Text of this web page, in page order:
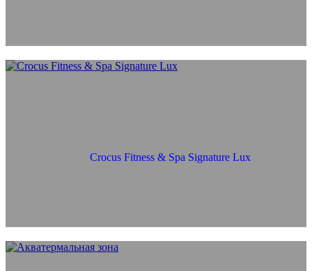
Crocus Fitness & Spa Signature Lux